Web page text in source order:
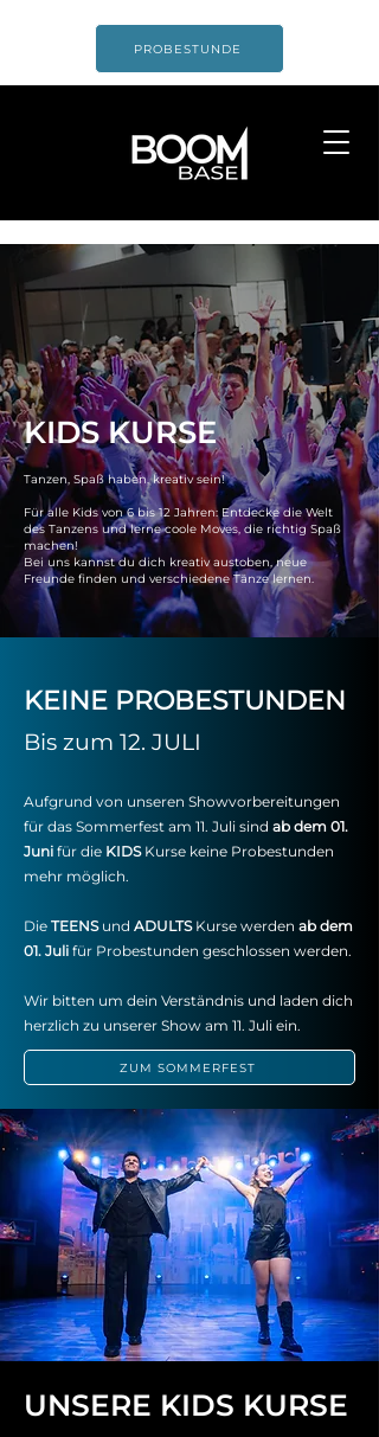
PROBESTUNDE
KIDS KURSE
Tanzen, Spaß haben, kreativ sein!
Für alle Kids von 6 bis 12 Jahren: Entdecke die Welt
des Tanzens und lerne coole Moves, die richtig Spaß
machen!
Bei uns kannst du dich kreativ austoben, neue
Freunde finden und verschiedene Tänze lernen.
KEINE PROBESTUNDEN
Bis zum 12. JULI
Aufgrund von unseren Showvorbereitungen
für das Sommerfest am 11. Juli sind ab dem 01.
Juni für die KIDS Kurse keine Probestunden
mehr möglich.
Die TEENS und ADULTS Kurse werden ab dem
01. Juli für Probestunden geschlossen werden.
Wir bitten um dein Verständnis und laden dich
herzlich zu unserer Show am 11. Juli ein.
ZUM SOMMERFEST
UNSERE KIDS KURSE